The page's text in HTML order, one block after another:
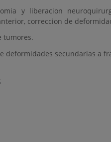
y liberacion
correccion de
tumores.
deformidades secundarias a